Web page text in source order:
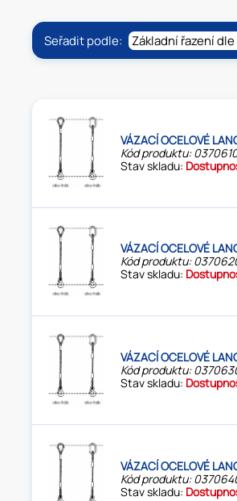
Seřadit podle:
VÁZACÍ OCELOVÉ
Kód produktu:
Stav skladu:
VÁZACÍ OCELOVÉ
Kód produktu:
Stav skladu:
VÁZACÍ OCELOVÉ
Kód produktu:
Stav skladu:
VÁZACÍ OCELOVÉ
Kód produktu:
Stav skladu: